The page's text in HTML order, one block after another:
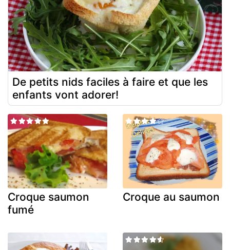
De petits nids faciles à faire et que les
enfants vont adorer!
Croque saumon
fumé
Croque au saumon